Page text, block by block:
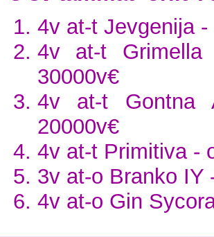
4v at-t Jevgenija
4v at-t
30000v€
4v at-t Gontna
20000v€
4v at-t Primitiva -
3v at-o Branko IY
4v at-o Gin